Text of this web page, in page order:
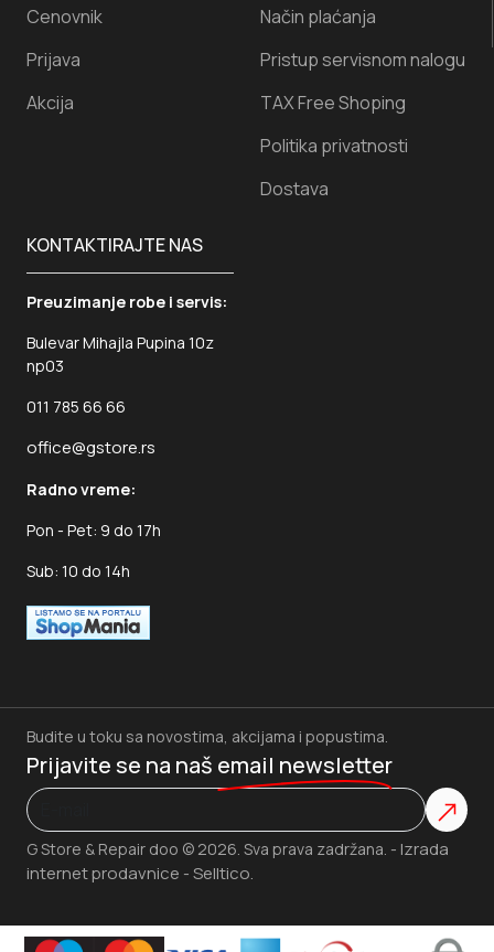
Način plaćanja
Pristup servisnom nalogu
TAX Free Shoping
Politika privatnosti
Dostava
KONTAKTIRAJTE NAS
Preuzimanje robe i servis:
Bulevar Mihajla Pupina 10z
np03
011 785 66 66
office@gstore.rs
Radno vreme:
Pon - Pet: 9 do 17h
Sub: 10 do 14h
Cenovnik
Prijava
Akcija
G Store & Repair doo © 2026. Sva prava zadržana. - Izrada
internet prodavnice - Selltico.
Budite u toku sa novostima, akcijama i popustima.
Prijavite se na naš email newsletter